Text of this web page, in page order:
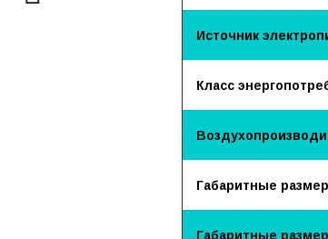
Источник
Класс
Габаритные
Габаритные